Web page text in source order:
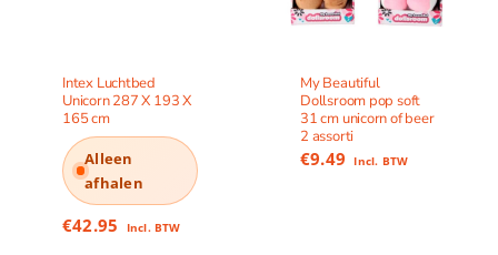
Intex Luchtbed
Unicorn 287 X 193 X
165 cm
Alleen
afhalen
€42.95 Incl. BTW
My Beautiful
Dollsroom pop soft
31 cm unicorn of beer
2 assorti
€9.49 Incl. BTW